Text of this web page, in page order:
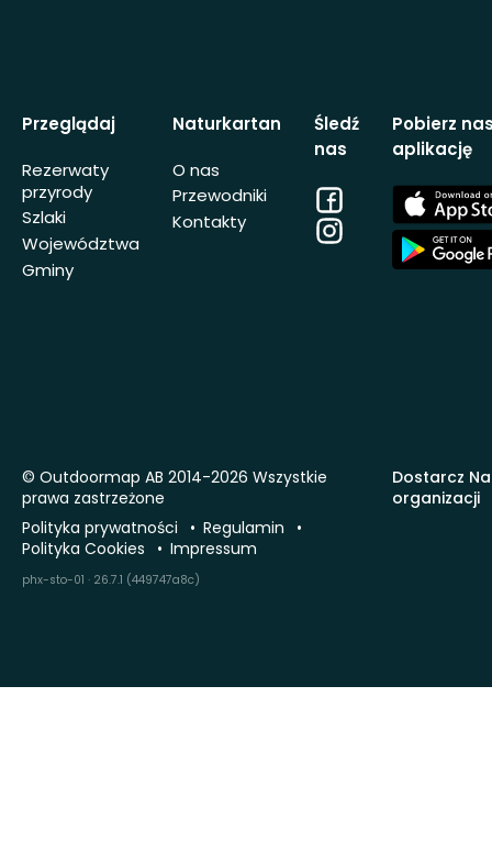
Przeglądaj
Rezerwaty
przyrody
Szlaki
Województwa
Gminy
Naturkartan
O nas
Przewodniki
Kontakty
Śledź
nas
Facebook
Instagram
Pobierz
aplikację
App
Store
App
Store
Dostarcz
organizacji
© Outdoormap AB 2014-2026 Wszystkie
prawa zastrzeżone
Polityka prywatności
Regulamin
Polityka Cookies
Impressum
phx-sto-01 · 26.7.1 (449747a8c)